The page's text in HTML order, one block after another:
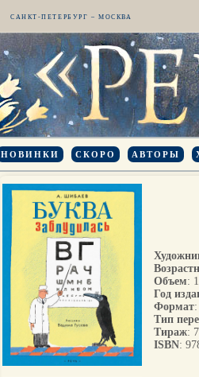
САНКТ-ПЕТЕРБУРГ – МОСКВА
НОВИНКИ СКОРО АВТОРЫ
Объем:
Год
Формат
Тип
Тираж:
ISBN: